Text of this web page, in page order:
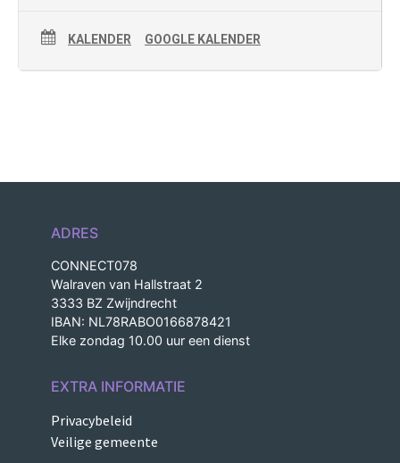
KALENDER GOOGLE KALENDER
ADRES
CONNECT078
Walraven van Hallstraat 2
3333 BZ Zwijndrecht
IBAN: NL78RABO0166878421
Elke zondag 10.00 uur een dienst
EXTRA INFORMATIE
Privacybeleid
Veilige gemeente